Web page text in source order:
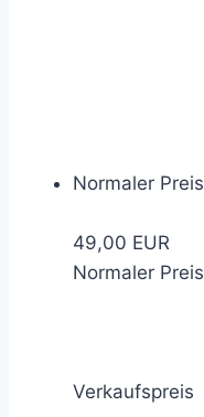
Normaler Preis
49,00 EUR
Normaler Preis
Verkaufspreis